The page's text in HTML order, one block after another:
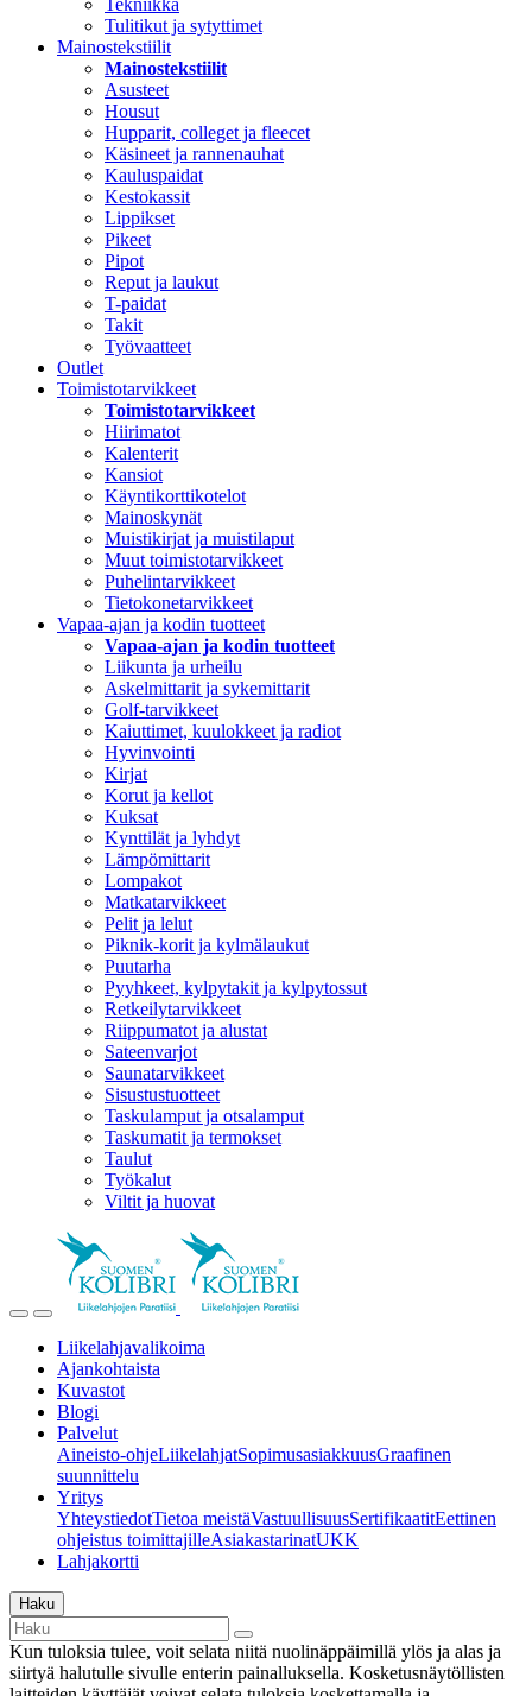
Tekniikka
Tulitikut ja sytyttimet
Mainostekstiilit
Mainostekstiilit
Asusteet
Housut
Hupparit, colleget ja fleecet
Käsineet ja rannenauhat
Kauluspaidat
Kestokassit
Lippikset
Pikeet
Pipot
Reput ja laukut
T-paidat
Takit
Työvaatteet
Outlet
Toimistotarvikkeet
Toimistotarvikkeet
Hiirimatot
Kalenterit
Kansiot
Käyntikorttikotelot
Mainoskynät
Muistikirjat ja muistilaput
Muut toimistotarvikkeet
Puhelintarvikkeet
Tietokonetarvikkeet
Vapaa-ajan ja kodin tuotteet
Vapaa-ajan ja kodin tuotteet
Liikunta ja urheilu
Askelmittarit ja sykemittarit
Golf-tarvikkeet
Kaiuttimet, kuulokkeet ja radiot
Hyvinvointi
Kirjat
Korut ja kellot
Kuksat
Kynttilät ja lyhdyt
Lämpömittarit
Lompakot
Matkatarvikkeet
Pelit ja lelut
Piknik-korit ja kylmälaukut
Puutarha
Pyyhkeet, kylpytakit ja kylpytossut
Retkeilytarvikkeet
Riippumatot ja alustat
Sateenvarjot
Saunatarvikkeet
Sisustustuotteet
Taskulamput ja otsalamput
Taskumatit ja termokset
Taulut
Työkalut
Viltit ja huovat
Liikelahjavalikoima
Ajankohtaista
Kuvastot
Blogi
Palvelut
Aineisto-ohjeLiikelahjatSopimusasiakkuusGraafinen
suunnittelu
Yritys
YhteystiedotTietoa meistäVastuullisuusSertifikaatitEettinen
ohjeistus toimittajilleAsiakastarinatUKK
Lahjakortti
Haku
Kun tuloksia tulee, voit selata niitä nuolinäppäimillä ylös ja alas ja
siirtyä halutulle sivulle enterin painalluksella. Kosketusnäytöllisten